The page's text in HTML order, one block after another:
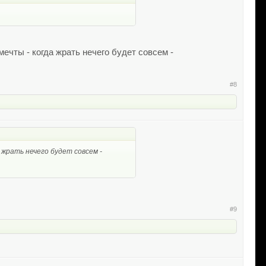
- когда жрать нечего будет совсем -
#8
нечего будет совсем -
#9